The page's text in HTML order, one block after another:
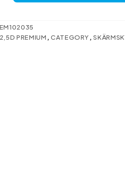
2,5D PREMIUM , CATEGORY ,